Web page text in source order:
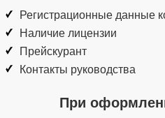
Регистрационные данные
Наличие лицензии
Прейскурант
Контакты руководства
При